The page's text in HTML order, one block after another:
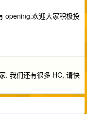
opening.欢迎大家积极投
. 我们还有很多 HC, 请快